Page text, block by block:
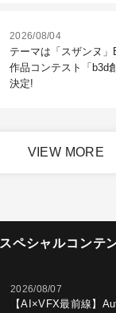
2026/08/04
テーマは「スザンヌ
作品コンテスト「b3d
決定!
VIEW MORE
スペシャルコンテ
2026/08/07
【AI×VFX最前線】